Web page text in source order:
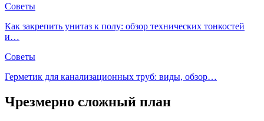
Советы
Как закрепить унитаз к полу: обзор технических тонкостей
и…
Советы
Герметик для канализационных труб: виды, обзор…
Чрезмерно сложный план